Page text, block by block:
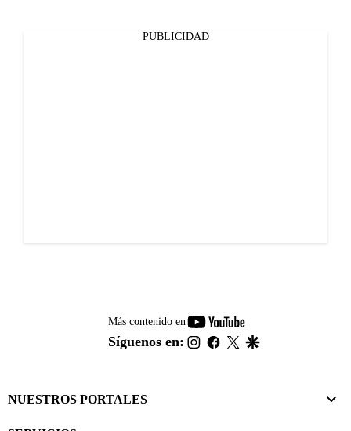
PUBLICIDAD
Más contenido en
youtube-
footer
Síguenos en: instagram
facebook
twitter
NUESTROS PORTALES